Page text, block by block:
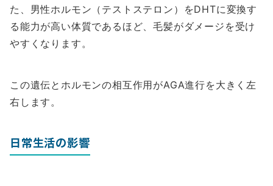
た、男性ホルモン（テストステロン）をDHTに変換す
る能力が高い体質であるほど、毛髪がダメージを受け
やすくなります。
この遺伝とホルモンの相互作用がAGA進行を大きく左
右します。
日常生活の影響